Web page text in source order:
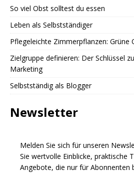
So viel Obst solltest du essen
Leben als Selbstständiger
Pflegeleichte Zimmerpflanzen: Grüne
Zielgruppe definieren: Der Schlüssel
Marketing
Selbstständig als Blogger
Newsletter
Melden Sie sich für unseren
Sie wertvolle Einblicke, praktische
Angebote, die nur für Abonnenten